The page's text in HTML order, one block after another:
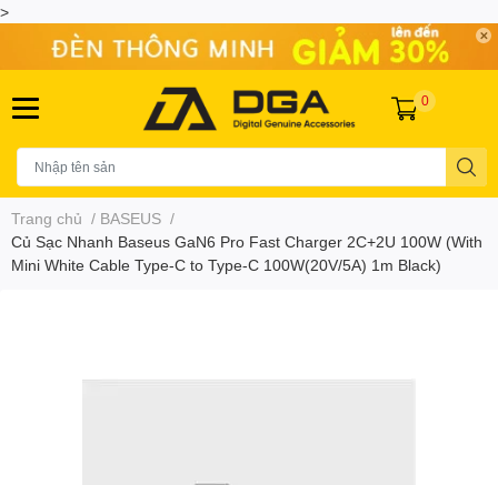
>
0
Trang chủ / BASEUS /
Củ Sạc Nhanh Baseus GaN6 Pro Fast Charger 2C+2U 100W (With
Mini White Cable Type-C to Type-C 100W(20V/5A) 1m Black)